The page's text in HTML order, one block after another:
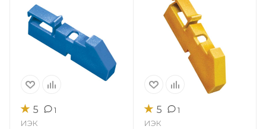
★ 5 1
ИЭК
★ 5 1
ИЭК